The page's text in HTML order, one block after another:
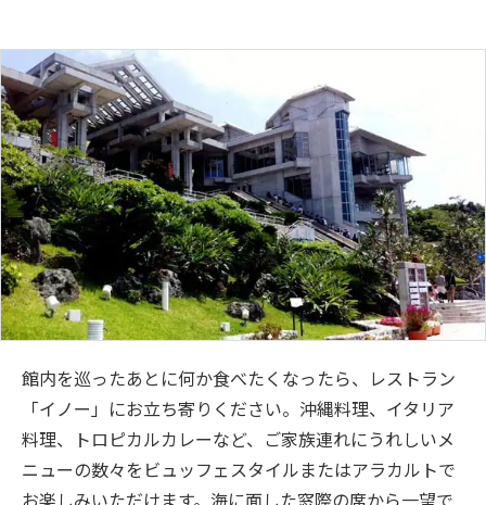
館内を巡ったあとに何か食べたくなったら、レストラン
「イノー」にお立ち寄りください。沖縄料理、イタリア
料理、トロピカルカレーなど、ご家族連れにうれしいメ
ニューの数々をビュッフェスタイルまたはアラカルトで
お楽しみいただけます。海に面した窓際の席から一望で